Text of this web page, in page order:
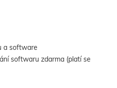
a software
softwaru zdarma (platí se